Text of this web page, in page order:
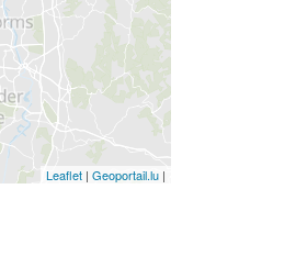
Leaflet | Geoportail.lu |